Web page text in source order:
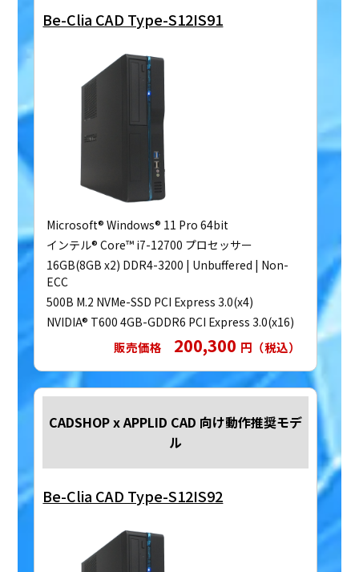
Be-Clia CAD Type-S12IS91
Microsoft® Windows® 11 Pro 64bit
インテル® Core™ i7-12700 プロセッサー
16GB(8GB x2) DDR4-3200 | Unbuffered | Non-
ECC
500B M.2 NVMe-SSD PCI Express 3.0(x4)
NVIDIA® T600 4GB-GDDR6 PCI Express 3.0(x16)
販売価格 200,300 円（税込）
CADSHOP x APPLID CAD 向け動作推奨モデ
ル
Be-Clia CAD Type-S12IS92